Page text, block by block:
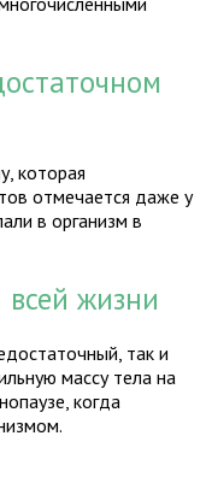
которая
отмечается даже у
в организм в
жизни
так и
массу тела на
когда